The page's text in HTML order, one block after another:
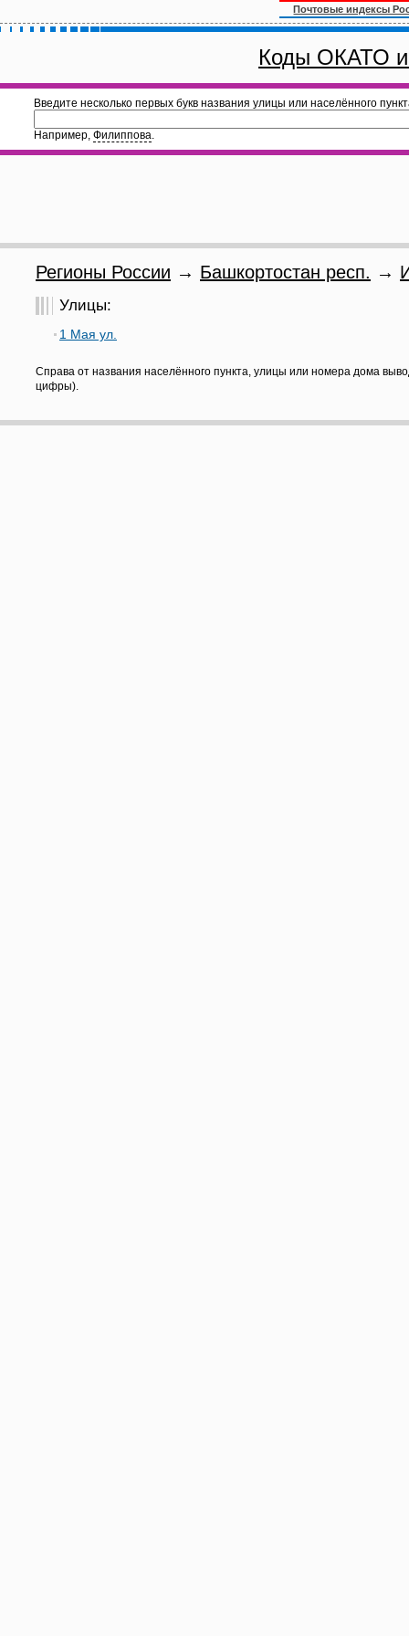
Почтовые индексы
Коды ОКАТО
Введите несколько первых букв названия улицы или населённого
Например, Филиппова.
Регионы России → Башкортостан респ. →
Улицы:
1 Мая ул.
Справа от названия населённого пункта, улицы или номера дома
цифры).